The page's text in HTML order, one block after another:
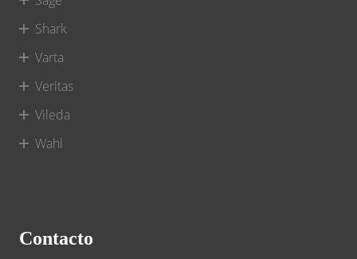
Shark
Varta
Veritas
Vileda
Wahl
Contacto